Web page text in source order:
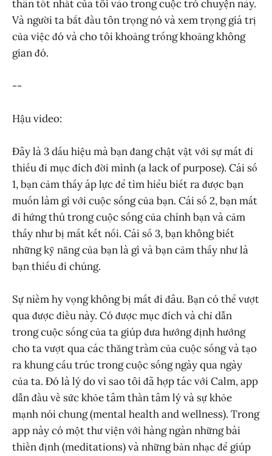
thân tốt nhất của tôi vào trong cuộc trò chuyện này.
Và người ta bắt đầu tôn trọng nó và xem trọng giá trị
của việc đó và cho tôi khoảng trống khoảng không
gian đó.
--
Hậu video:
Đây là 3 dấu hiệu mà bạn đang chật vật với sự mất đi
thiếu đi mục đích đời mình (a lack of purpose). Cái số
1, bạn cảm thấy áp lực để tìm hiểu biết ra được bạn
muốn làm gì với cuộc sống của bạn. Cái số 2, bạn mất
đi hứng thú trong cuộc sống của chính bạn và cảm
thấy như bị mất kết nối. Cái số 3, bạn không biết
những kỹ năng của bạn là gì và bạn cảm thấy như là
bạn thiếu đi chúng.
Sự niềm hy vọng không bị mất đi đâu. Bạn có thể vượt
qua được điều này. Có được mục đích và chỉ dẫn
trong cuộc sống của ta giúp đưa hướng định hướng
cho ta vượt qua các thăng trầm của cuộc sống và tạo
ra khung cấu trúc trong cuộc sống ngày qua ngày
của ta. Đó là lý do vì sao tôi đã hợp tác với Calm, app
dẫn đầu về sức khỏe tâm thần tâm lý và sự khỏe
mạnh nói chung (mental health and wellness). Trong
app này có một thư viện với hàng ngàn những bài
thiền định (meditations) và những bản nhạc để giúp